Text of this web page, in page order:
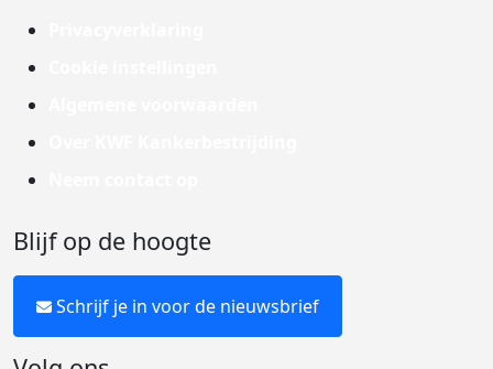
Blijf op de hoogte
Schrijf je in voor de nieuwsbrief